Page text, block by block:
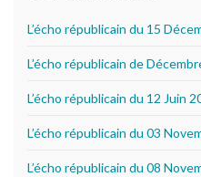
L’écho républicain du 15
L’écho républicain de
L’écho républicain du 12 Juin
L’écho républicain du 03
L’écho républicain du 08